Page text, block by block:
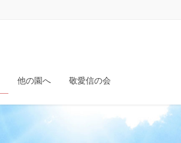
他の園へ 敬愛信の会